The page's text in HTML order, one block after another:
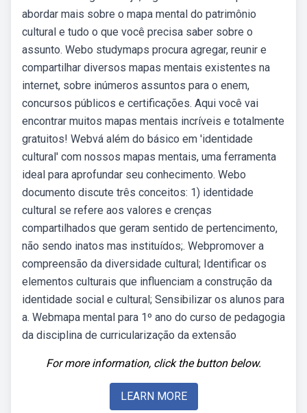
abordar mais sobre o mapa mental do patrimônio
cultural e tudo o que você precisa saber sobre o
assunto. Webo studymaps procura agregar, reunir e
compartilhar diversos mapas mentais existentes na
internet, sobre inúmeros assuntos para o enem,
concursos públicos e certificações. Aqui você vai
encontrar muitos mapas mentais incríveis e totalmente
gratuitos! Webvá além do básico em 'identidade
cultural' com nossos mapas mentais, uma ferramenta
ideal para aprofundar seu conhecimento. Webo
documento discute três conceitos: 1) identidade
cultural se refere aos valores e crenças
compartilhados que geram sentido de pertencimento,
não sendo inatos mas instituídos;. Webpromover a
compreensão da diversidade cultural; Identificar os
elementos culturais que influenciam a construção da
identidade social e cultural; Sensibilizar os alunos para
a. Webmapa mental para 1º ano do curso de pedagogia
da disciplina de curricularização da extensão
For more information, click the button below.
LEARN MORE